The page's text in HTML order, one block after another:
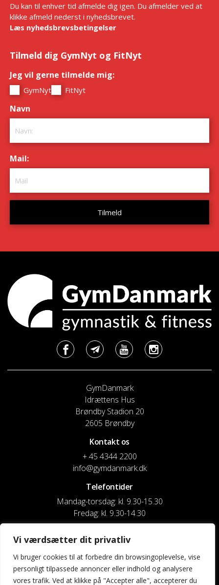
Vi værdsætter dit privatliv
Vi bruger cookies til at forbedre din browsingoplevelse, vise
personligt tilpassede annoncer eller indhold og analysere
vores trafik. Ved at klikke på "Accepter alle", accepterer du
Du kan til enhver tid afmelde dig igen. Du afmelder ved at
klikke afmeld nederst i nyhedsbrevet.
Læs nyhedsbrevsbetingelser
Tilmeld dig GymNyt og FitNyt
Jeg vil gerne tilmelde mig:
GymNyt FitNyt
Navn
Mail:
GymDanmark
Idrættens Hus
Brøndby Stadion 20
2605 Brøndby
Kontakt os
+ 45 4344 2200
info@gymdanmark.dk
Telefontider
Mandag-torsdag: kl. 9.30-15.30
Fredag: kl. 9.30-14.30
CVR nr. 20916818
Reg. & Kontonr.: 4180 3119119022
Privatlivspolitik og cookies